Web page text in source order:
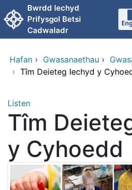
Neidio i'r prif gynnwy
Bwrdd Iechyd
Prifysgol Betsi
Cadwaladr
Hafan › Gwasanaethau ›
› Tîm Deieteg Iechyd y
Listen
Tîm
y Cyhoedd